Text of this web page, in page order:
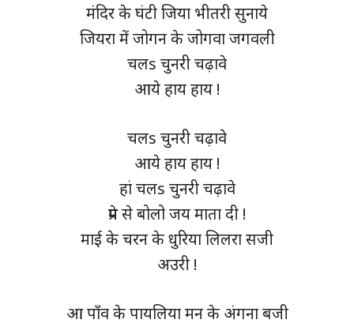
मंदिर के घंटी जिया भीतरी सुनाये
जियरा में जोगन के जोगवा जगवली
चलs चुनरी चढ़ावे
आये हाय हाय !
चलs चुनरी चढ़ावे
आये हाय हाय !
हां चलs चुनरी चढ़ावे
प्रेम से बोलो जय माता दी !
माई के चरन के धुरिया लिलरा सजी
अउरी !
आ पाँव के पायलिया मन के अंगना बजी